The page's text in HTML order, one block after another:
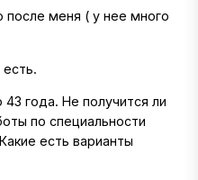
после меня ( у нее много
года. Не получится ли
по специальности
есть варианты